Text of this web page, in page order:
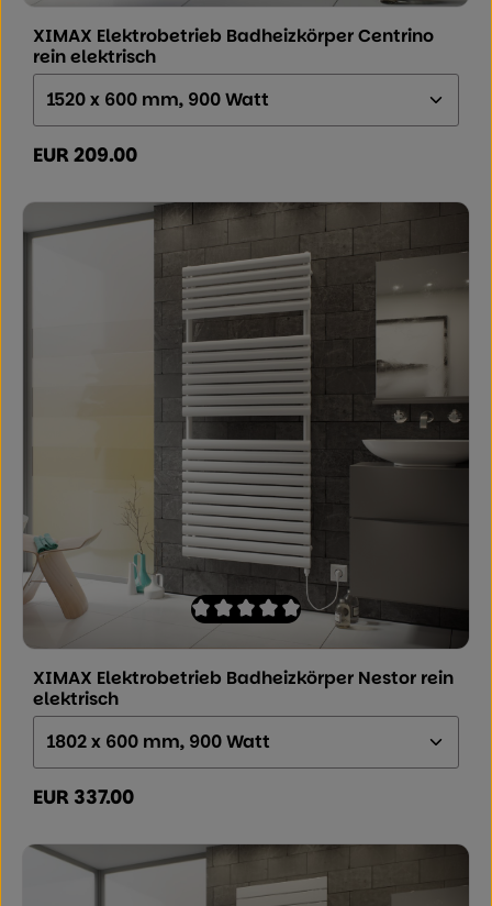
XIMAX Elektrobetrieb Badheizkörper Centrino
rein elektrisch
Größe (Höhe x Breite x Tiefe):
Regulärer Preis:
EUR 209.00
Durchschnittliche Bewertung von 0
XIMAX Elektrobetrieb Badheizkörper Nestor rein
elektrisch
Größe (Höhe x Breite x Tiefe):
Regulärer Preis:
EUR 337.00